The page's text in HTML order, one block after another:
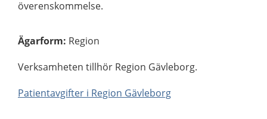
överenskommelse.
Ägarform: Region
Verksamheten tillhör Region Gävleborg.
Patientavgifter i Region Gävleborg